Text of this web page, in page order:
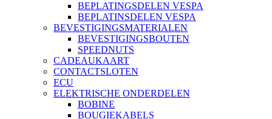
BEPLATINGSDELEN VESPA
BEPLATINSDELEN VESPA
BEVESTIGINGSMATERIALEN
BEVESTIGINGSBOUTEN
SPEEDNUTS
CADEAUKAART
CONTACTSLOTEN
ECU
ELEKTRISCHE ONDERDELEN
BOBINE
BOUGIEKABELS